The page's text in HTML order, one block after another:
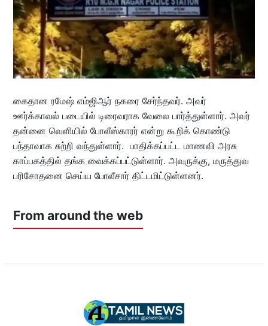
கைதான ரமேஷ் எம்ஜிஆர் நகரை சேர்ந்தவர். அவர்
ஊர்க்காவல் படையில் டிரைவராக வேலை பார்த்துள்ளார். அவர்
தன்னை வெளியில் போலீஸ்காரர் என்று கூறிக் கொண்டு
பந்தாவாக சுற்றி வந்துள்ளார். பாதிக்கப்பட்ட மாணவி அரசு
காப்பகத்தில் தங்க வைக்கப்பட்டுள்ளார். அவருக்கு, மருத்துவ
பரிசோதனை செய்ய போலீசார் திட்டமிட்டுள்ளனர்.
From around the web